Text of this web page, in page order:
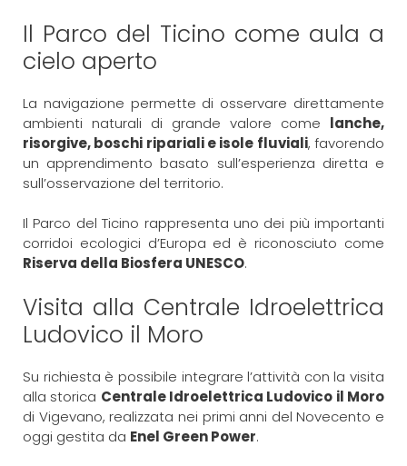
Il Parco del Ticino come aula a
cielo aperto
La navigazione permette di osservare direttamente
ambienti naturali di grande valore come lanche,
risorgive, boschi ripariali e isole fluviali, favorendo
un apprendimento basato sull’esperienza diretta e
sull’osservazione del territorio.
Il Parco del Ticino rappresenta uno dei più importanti
corridoi ecologici d’Europa ed è riconosciuto come
Riserva della Biosfera UNESCO.
Visita alla Centrale Idroelettrica
Ludovico il Moro
Su richiesta è possibile integrare l’attività con la visita
alla storica Centrale Idroelettrica Ludovico il Moro
di Vigevano, realizzata nei primi anni del Novecento e
oggi gestita da Enel Green Power.